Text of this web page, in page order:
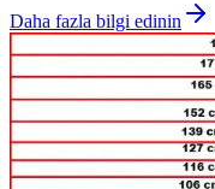
Daha fazla bilgi edinin